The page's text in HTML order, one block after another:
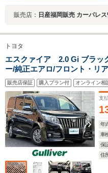
販売店： 日産福岡販売 カーパレ
トヨタ
エスクァイア 2.0 Gi ブラッ
ー/純正エアロ/フロント・リ
ー/純正8インチメモリナビ/バ
セーフティー/レーンディパー
ラ/黒色合皮シート
販売店保証 購入プラン付 オンライン相
支
年
車
保
住